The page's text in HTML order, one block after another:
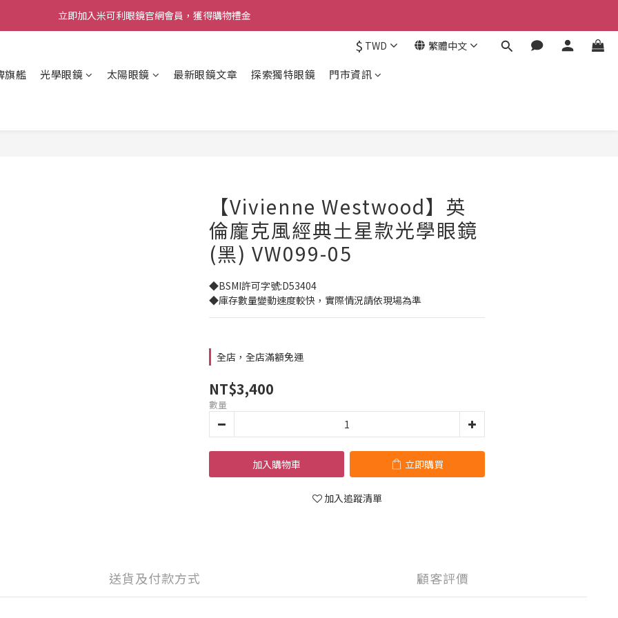
立即加入米可利眼鏡官網會員，獲得購物禮金
$ TWD 繁體中文
旗艦 光學眼鏡 太陽眼鏡 最新眼鏡文章 探索獨特眼鏡 門市資訊
【Vivienne Westwood】英
倫龐克風經典土星款光學眼鏡
(黑) VW099-05
◆BSMI許可字號:D53404
◆庫存數量變動速度較快，實際情況請依現場為準
全店，全店滿額免運
NT$3,400
數量
加入購物車 立即購買
加入追蹤清單
送貨及付款方式 顧客評價